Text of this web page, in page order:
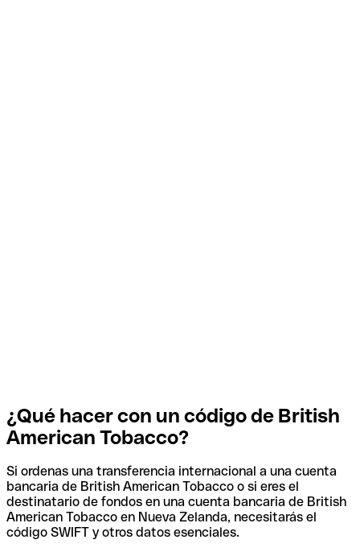
¿Qué hacer con un código de British
American Tobacco?
Si ordenas una transferencia internacional a una cuenta
bancaria de British American Tobacco o si eres el
destinatario de fondos en una cuenta bancaria de British
American Tobacco en Nueva Zelanda, necesitarás el
código SWIFT y otros datos esenciales.